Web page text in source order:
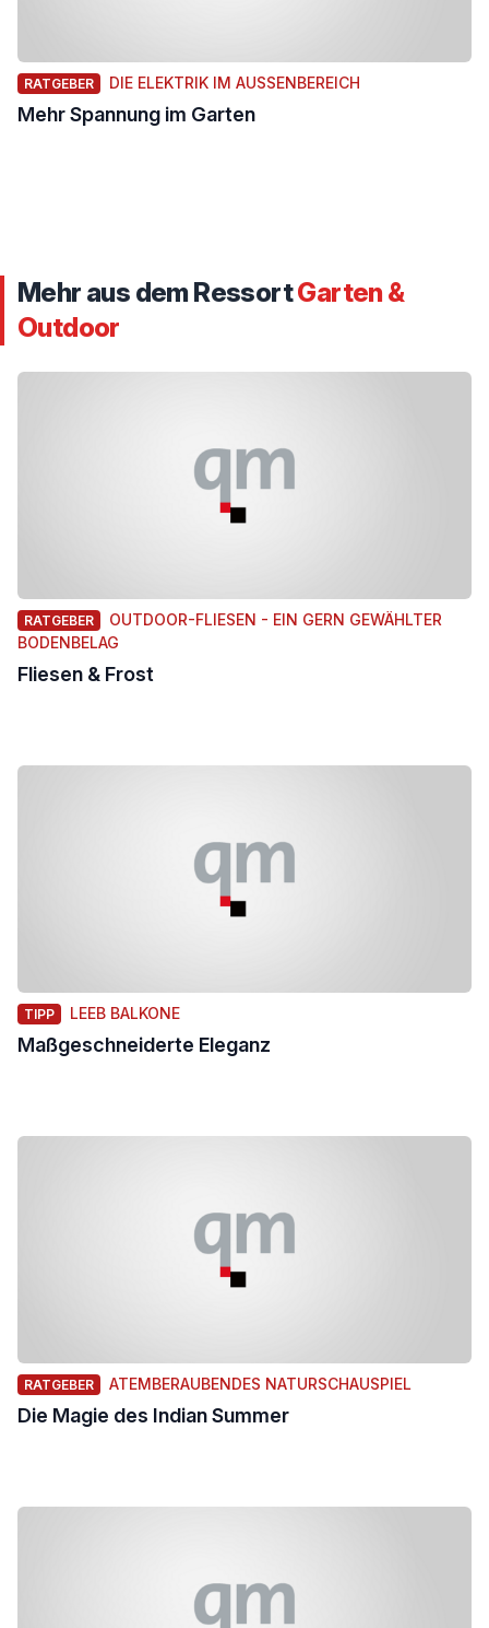
RATGEBER DIE ELEKTRIK IM AUSSENBEREICH
Mehr Spannung im Garten
Mehr aus dem RessortGarten &
Outdoor
RATGEBER
OUTDOOR-FLIESEN - EIN GERN GEWÄHLTER
BODENBELAG
Fliesen & Frost
TIPP LEEB BALKONE
Maßgeschneiderte Eleganz
RATGEBER ATEMBERAUBENDES NATURSCHAUSPIEL
Die Magie des Indian Summer